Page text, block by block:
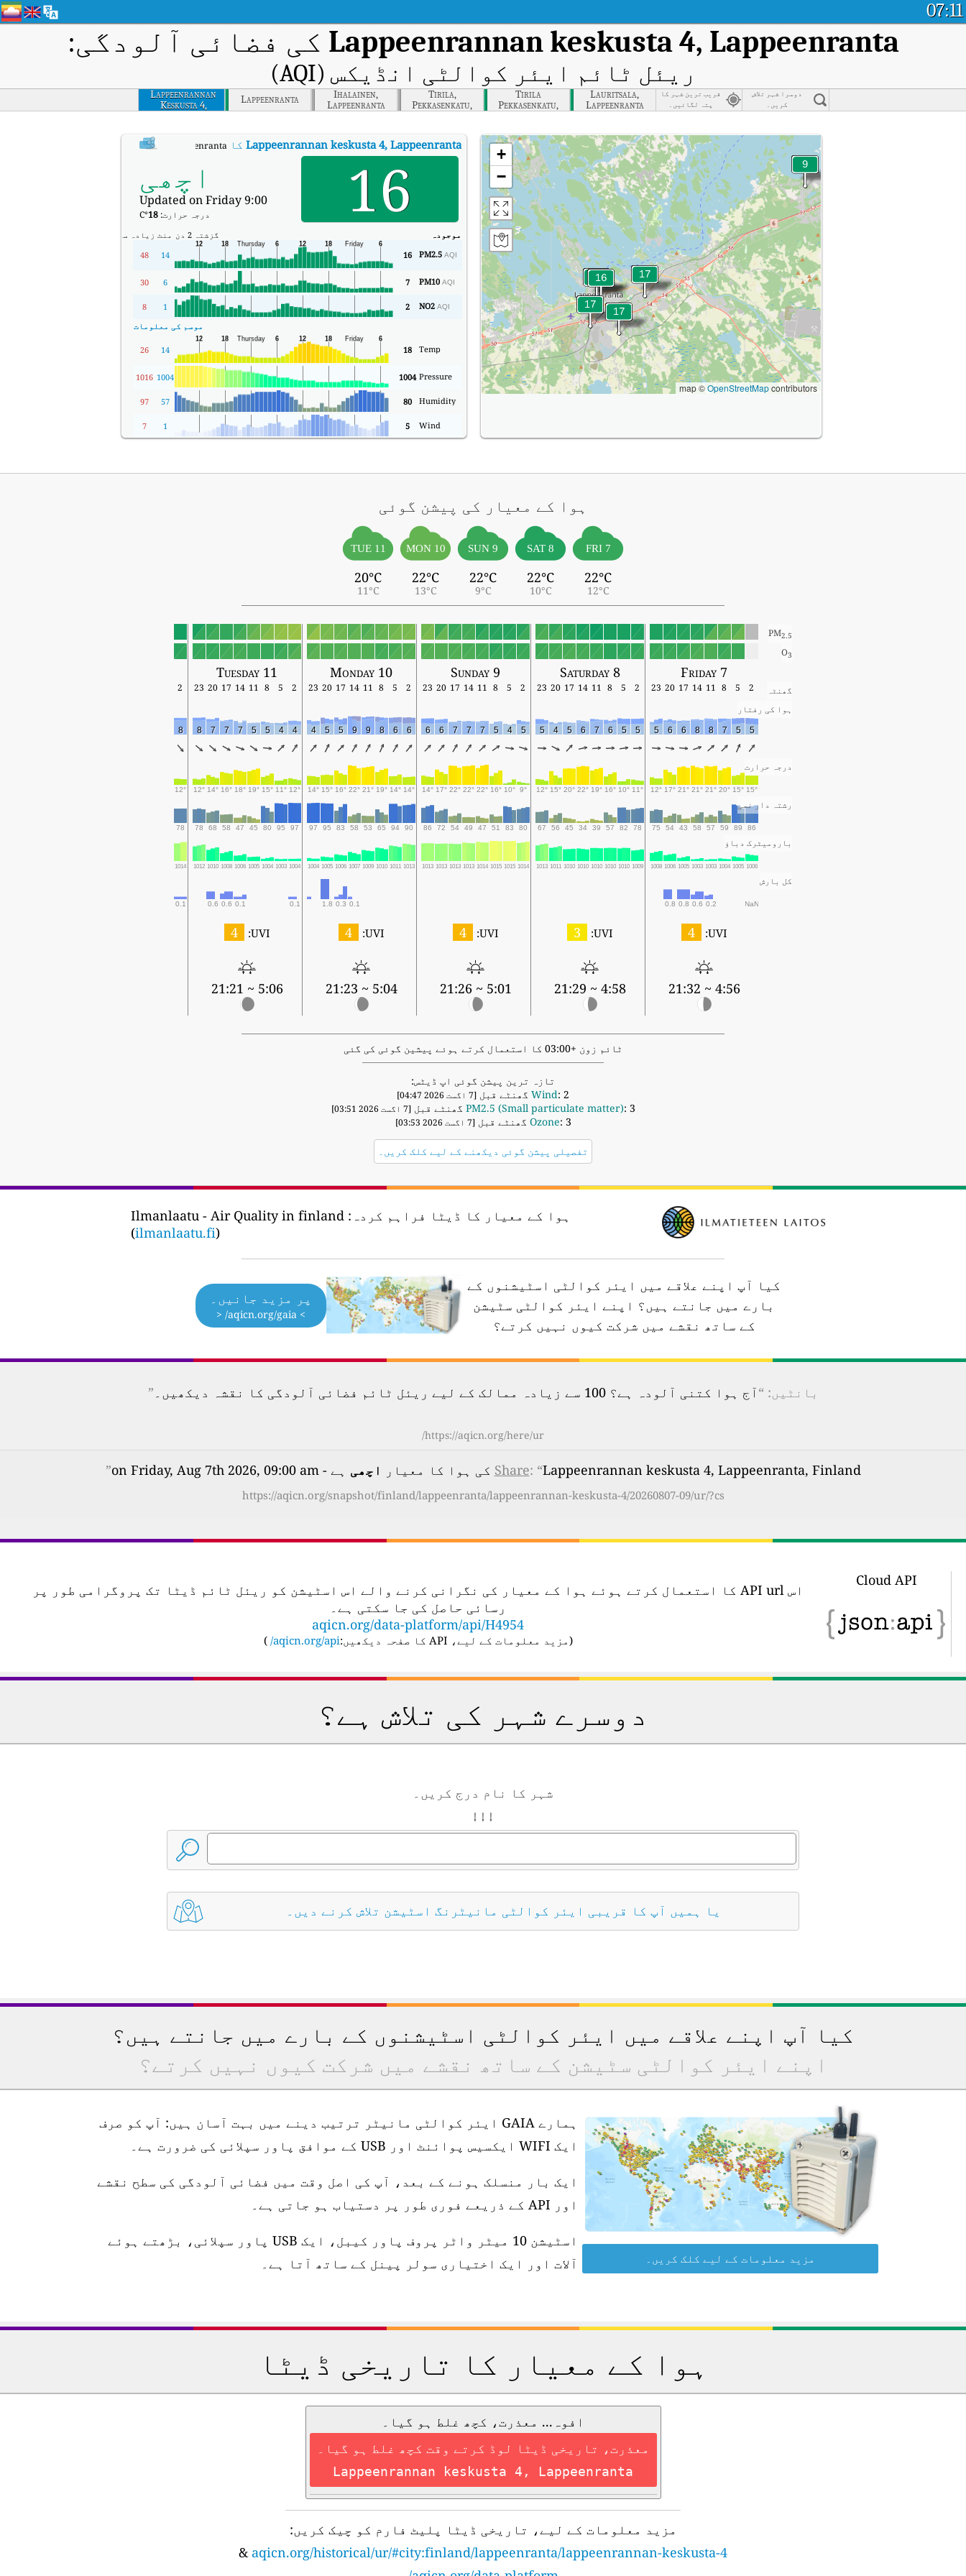
07:11
Lappeenrannan keskusta 4, Lappeenranta کی فضائی آلودگی:
ریئل ٹائم ایئر کوالٹی انڈیکس (AQI)
Lappeenrannan
Keskusta 4,
Lappeenranta
Lappeenranta
Ihalainen,
Lappeenranta
Tirila,
Pekkasenkatu,
Lappeenranta
Tirila
Pekkasenkatu,
Lappeenranta
Lauritsala,
Lappeenranta
قریب ترین شہر کا
پتہ لگائیں۔
دوسرا شہر تلاش
کریں۔
Lappeenrannan keskusta 4, Lappeenranta کا AQILappeenrannan keskusta 4, Lappeenranta کا ریئل ٹائم ایئر کوالٹی انڈیکس (AQI)۔
16 اچھی
Updated on Friday 9:00
درجہ حرارت:18
°C
موجودہ گزشتہ 2 دن منٹ زیادہ سے زیادہ
PM2.5 AQI
16
14
48
PM10 AQI
7
6
30
NO2 AQI
2
1
8
موسم کی معلومات
Temp
18
14
26
Pressure
1004
1004
1016
Humidity
80
57
97
Wind
5
1
7
+
−
map ©OpenStreetMapcontributors
ہوا کے معیار کی پیشن گوئی
FRI 7
22°C
12°C
SAT 8
22°C
10°C
SUN 9
22°C
9°C
MON 10
22°C
13°C
TUE 11
20°C
11°C
PM2.5
O3
Friday 7
Saturday 8
Sunday 9
Monday 10
Tuesday 11
گھنٹہ 2
5
8
11
14
17
20
23
2
5
8
11
14
17
20
23
2
5
8
11
14
17
20
23
2
5
8
11
14
17
20
23
2
5
8
11
14
17
20
23
2
ہوا کی رفتار
5
5
7
8
8
6
6
5
5
5
6
7
6
5
4
5
5
4
5
7
7
7
6
6
6
6
8
9
9
5
5
4
4
4
5
5
7
7
7
8
8
درجہ حرارت
15°
15°
20°
21°
21°
21°
17°
12°
11°
10°
16°
19°
22°
20°
15°
12°
9°
10°
16°
22°
22°
22°
17°
14°
14°
14°
19°
21°
22°
16°
15°
14°
12°
11°
15°
19°
18°
16°
14°
12°
12°
رشتہ دار نمی
86
89
59
57
58
43
54
75
78
82
57
39
34
45
56
67
80
83
51
47
49
54
72
86
90
94
65
53
58
83
95
97
97
95
80
45
47
58
68
78
78
بارومیٹرک دباؤ
1006
1005
1004
1003
1003
1005
1006
1008
1009
1010
1010
1010
1010
1010
1011
1013
1014
1015
1015
1014
1013
1013
1013
1013
1013
1011
1010
1009
1007
1006
1005
1004
1004
1003
1004
1005
1006
1008
1010
1012
1014
کل بارش
NaN
0.2
0.6
0.8
0.8
0.1
0.3
1.8
0.1
0.1
0.6
0.6
0.1
UVI:
4
4:56 ~ 21:32
UVI:
3
4:58 ~ 21:29
UVI:
4
5:01 ~ 21:26
UVI:
4
5:04 ~ 21:23
UVI:
4
5:06 ~ 21:21
ٹائم زون +03:00 کا استعمال کرتے ہوئے پیشین گوئی کی گئی
تازہ ترین پیشن گوئی اپ ڈیٹس:
Wind: 2 گھنٹے قبل [7 اگست 2026 04:47]
PM2.5 (Small particulate matter): 3 گھنٹے قبل [7 اگست 2026 03:51]
Ozone: 3 گھنٹے قبل [7 اگست 2026 03:53]
تفصیلی پیشن گوئی دیکھنے کے لیے کلک کریں۔
ہوا کے معیار کا ڈیٹا فراہم کردہ: Ilmanlaatu - Air Quality in finland
(ilmanlaatu.fi)
کیا آپ اپنے علاقے میں ایئر کوالٹی اسٹیشنوں کے
بارے میں جانتے ہیں؟ اپنے ایئر کوالٹی سٹیشن
کے ساتھ نقشے میں شرکت کیوں نہیں کرتے؟
پر مزید جانیں۔
> aqicn.org/gaia/ <
بانٹیں: “آج ہوا کتنی آلودہ ہے؟ 100 سے زیادہ ممالک کے لیے ریئل ٹائم فضائی آلودگی کا نقشہ دیکھیں۔ ”
https://aqicn.org/here/ur/
Share: “Lappeenrannan keskusta 4, Lappeenranta, Finland کی ہوا کا معیار اچھی ہے - on Friday, Aug 7th 2026, 09:00 am ”
https://aqicn.org/snapshot/finland/lappeenranta/lappeenrannan-keskusta-4/20260807-09/ur/?cs
Cloud API
اس API url کا استعمال کرتے ہوئے ہوا کے معیار کی نگرانی کرنے والے اس اسٹیشن کو ریئل ٹائم ڈیٹا تک پروگرامی طور پر
رسائی حاصل کی جا سکتی ہے۔
aqicn.org/data-platform/api/H4954
(مزید معلومات کے لیے، API کا صفحہ دیکھیں: aqicn.org/api/
)
دوسرے شہر کی تلاش ہے؟
شہر کا نام درج کریں۔
↓ ↓ ↓
یا ہمیں آپ کا قریبی ایئر کوالٹی مانیٹرنگ اسٹیشن تلاش کرنے دیں۔
کیا آپ اپنے علاقے میں ایئر کوالٹی اسٹیشنوں کے بارے میں جانتے ہیں؟
اپنے ایئر کوالٹی سٹیشن کے ساتھ نقشے میں شرکت کیوں نہیں کرتے؟
ہمارے GAIA ایئر کوالٹی مانیٹر ترتیب دینے میں بہت آسان ہیں: آپ کو صرف
ایک WIFI ایکسیس پوائنٹ اور USB کے موافق پاور سپلائی کی ضرورت ہے۔
ایک بار منسلک ہونے کے بعد، آپ کی اصل وقت میں فضائی آلودگی کی سطح نقشے
اور API کے ذریعے فوری طور پر دستیاب ہو جاتی ہے۔
اسٹیشن 10 میٹر واٹر پروف پاور کیبل، ایک USB پاور سپلائی، بڑھتے ہوئے
آلات اور ایک اختیاری سولر پینل کے ساتھ آتا ہے۔
مزید معلومات کے لیے کلک کریں۔
ہوا کے معیار کا تاریخی ڈیٹا
افوہ... معذرت، کچھ غلط ہو گیا۔
معذرت، تاریخی ڈیٹا لوڈ کرتے وقت کچھ غلط ہو گیا۔
Lappeenrannan keskusta 4, Lappeenranta
مزید معلومات کے لیے، تاریخی ڈیٹا پلیٹ فارم کو چیک کریں:
aqicn.org/historical/ur/#city:finland/lappeenranta/lappeenrannan-keskusta-4
&